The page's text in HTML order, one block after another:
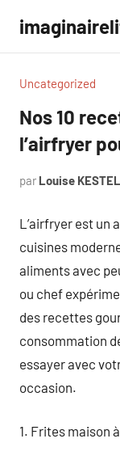
contenu
Uncategorized
Nos 10
l’airfryer
par Louise KESTEL
L’airfryer est un
cuisines
aliments avec
ou chef
des recettes
consommation
essayer avec
occasion.
1. Frites maison